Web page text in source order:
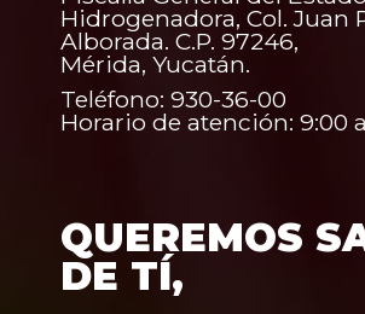
Hidrogenadora, Col. Juan
Alborada. C.P. 97246,
Mérida, Yucatán.
Teléfono: 930-36-00
Horario de atención: 9:00
QUEREMOS
DE TÍ,